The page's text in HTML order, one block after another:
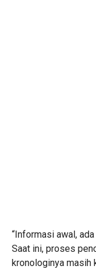
“Informasi awal,
Saat ini, proses
kronologinya masih